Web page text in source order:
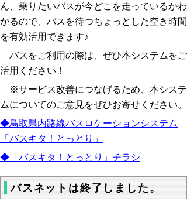
ん、乗りたいバスが今どこを走っているかわ
かるので、バスを待つちょっとした空き時間
を有効活用できます♪
バスをご利用の際は、ぜひ本システムをご
活用ください！
※サービス改善につなげるため、本システ
ムについてのご意見をぜひお寄せください。
◆鳥取県内路線バスロケーションシステム
「バスキタ！とっとり」
◆「バスキタ！とっとり」チラシ
バスネットは終了しました。